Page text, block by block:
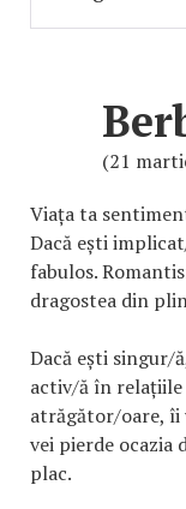
(21
Viața ta
Dacă ești
fabulos.
dragostea din
Dacă ești singur/
activ/ă în relațiile
atrăgător/oare, îi
vei pierde ocazia
plac.